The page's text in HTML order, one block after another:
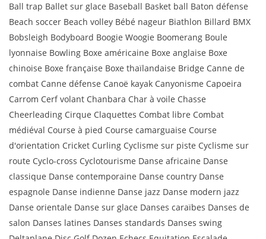
Ball trap Ballet sur glace Baseball Basket ball Baton défense
Beach soccer Beach volley Bébé nageur Biathlon Billard BMX
Bobsleigh Bodyboard Boogie Woogie Boomerang Boule
lyonnaise Bowling Boxe américaine Boxe anglaise Boxe
chinoise Boxe française Boxe thaïlandaise Bridge Canne de
combat Canne défense Canoë kayak Canyonisme Capoeira
Carrom Cerf volant Chanbara Char à voile Chasse
Cheerleading Cirque Claquettes Combat libre Combat
médiéval Course à pied Course camarguaise Course
d'orientation Cricket Curling Cyclisme sur piste Cyclisme sur
route Cyclo-cross Cyclotourisme Danse africaine Danse
classique Danse contemporaine Danse country Danse
espagnole Danse indienne Danse jazz Danse modern jazz
Danse orientale Danse sur glace Danses caraïbes Danses de
salon Danses latines Danses standards Danses swing